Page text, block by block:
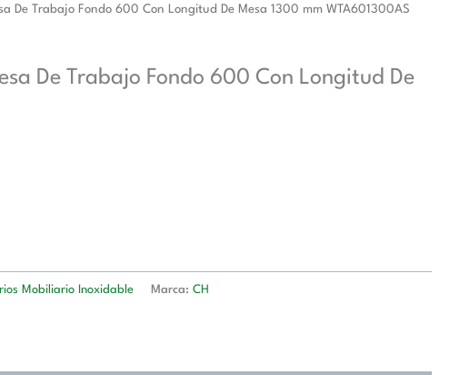
De Trabajo Fondo 600 Con Longitud De Mesa 1300 mm WTA601300AS
De Trabajo Fondo 600 Con Longitud De
Mobiliario Inoxidable Marca:CH
1300
cantidad